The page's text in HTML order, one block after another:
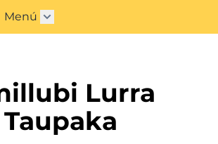
Menú Obrir submenú"
Lurra
Taupaka